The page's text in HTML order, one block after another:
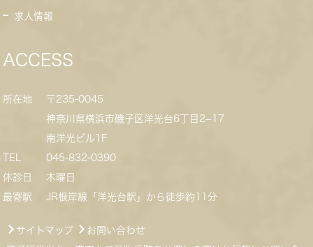
求人情報
ACCESS
所在地
〒235-0045
神奈川県横浜市磯子区洋光台6丁目2−17
南洋光ビル1F
TEL
045-832-0390
休診日
木曜日
最寄駅
JR根岸線「洋光台駅」から徒歩約11分
サイトマップ
お問い合わせ